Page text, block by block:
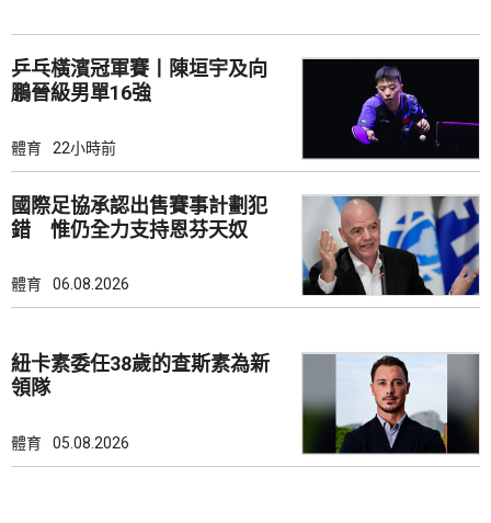
乒乓橫濱冠軍賽丨陳垣宇及向
鵬晉級男單16強
體育 22小時前
國際足協承認出售賽事計劃犯
錯 惟仍全力支持恩芬天奴
體育 06.08.2026
紐卡素委任38歲的查斯素為新
領隊
體育 05.08.2026